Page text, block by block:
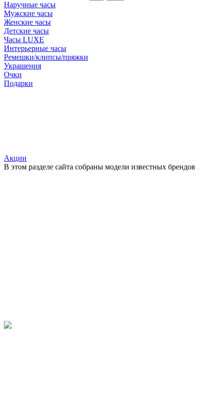
Наручные часы
Мужские часы
Женские часы
Детские часы
Часы LUXE
Интерьерные часы
Ремешки/клипсы/пряжки
Украшения
Очки
Подарки
Акции
В этом разделе сайта собраны модели известных брендов